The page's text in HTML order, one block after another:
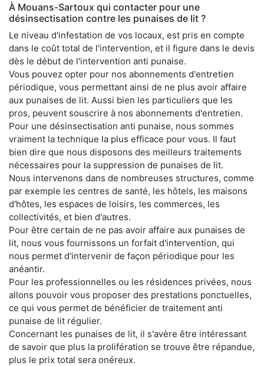
À Mouans-Sartoux qui contacter pour une
désinsectisation contre les punaises de lit ?
Le niveau d'infestation de vos locaux, est pris en compte
dans le coût total de l'intervention, et il figure dans le devis
dès le début de l'intervention anti punaise.
Vous pouvez opter pour nos abonnements d'entretien
périodique, vous permettant ainsi de ne plus avoir affaire
aux punaises de lit. Aussi bien les particuliers que les
pros, peuvent souscrire à nos abonnements d'entretien.
Pour une désinsectisation anti punaise, nous sommes
vraiment la technique la plus efficace pour vous. Il faut
bien dire que nous disposons des meilleurs traitements
nécessaires pour la suppression de punaises de lit.
Nous intervenons dans de nombreuses structures, comme
par exemple les centres de santé, les hôtels, les maisons
d'hôtes, les espaces de loisirs, les commerces, les
collectivités, et bien d'autres.
Pour être certain de ne pas avoir affaire aux punaises de
lit, nous vous fournissons un forfait d'intervention, qui
nous permet d'intervenir de façon périodique pour les
anéantir.
Pour les professionnelles ou les résidences privées, nous
allons pouvoir vous proposer des prestations ponctuelles,
ce qui vous permet de bénéficier de traitement anti
punaise de lit régulier.
Concernant les punaises de lit, il s'avère être intéressant
de savoir que plus la prolifération se trouve être répandue,
plus le prix total sera onéreux.